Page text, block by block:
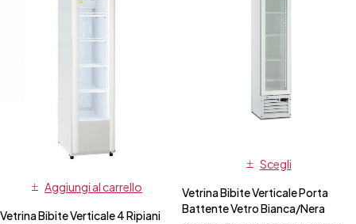
Aggiungi al carrello
Vetrina Bibite Verticale 4 Ripiani
Scegli
Vetrina Bibite Verticale Porta
Battente Vetro Bianca/Nera